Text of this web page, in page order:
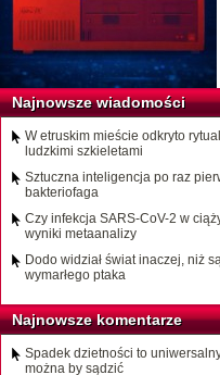
Najnowsze wiadomości
W etruskim mieście odkryto
ludzkimi szkieletami
Sztuczna inteligencja po raz
bakteriofaga
Czy infekcja SARS-CoV-2 w
wyniki metaanalizy
Dodo widział świat inaczej, niż
wymarłego ptaka
Najnowsze komentarze
Spadek dzietności to
można by sądzić